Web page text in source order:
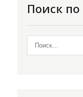
Поиск по